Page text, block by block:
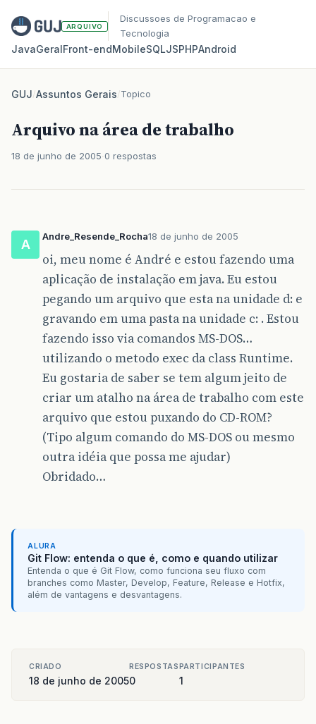
ARQUIVO
Discussoes de Programacao e
Tecnologia
JavaGeralFront‑endMobileSQLJSPHPAndroid
GUJ/Assuntos Gerais/Topico
Arquivo na área de trabalho
18 de junho de 2005 0 respostas
A
Andre_Resende_Rocha18 de junho de 2005
oi, meu nome é André e estou fazendo uma
aplicação de instalação em java. Eu estou
pegando um arquivo que esta na unidade d: e
gravando em uma pasta na unidade c: . Estou
fazendo isso via comandos MS-DOS…
utilizando o metodo exec da class Runtime.
Eu gostaria de saber se tem algum jeito de
criar um atalho na área de trabalho com este
arquivo que estou puxando do CD-ROM?
(Tipo algum comando do MS-DOS ou mesmo
outra idéia que possa me ajudar)
Obridado…
ALURA
Git Flow: entenda o que é, como e quando utilizar
Entenda o que é Git Flow, como funciona seu fluxo com
branches como Master, Develop, Feature, Release e Hotfix,
além de vantagens e desvantagens.
CRIADO
18 de junho de 2005
RESPOSTAS
0
PARTICIPANTES
1